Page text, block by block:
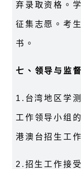
弃录取资格。
征集志愿。考
书。
七、领导与监
1.台湾地区学
工作领导小组
港澳台招生工
2.招生工作接